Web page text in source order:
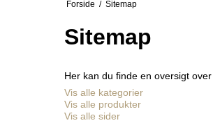
Forside / Sitemap
Sitemap
Her kan du finde en oversigt
Vis alle kategorier
Vis alle produkter
Vis alle sider